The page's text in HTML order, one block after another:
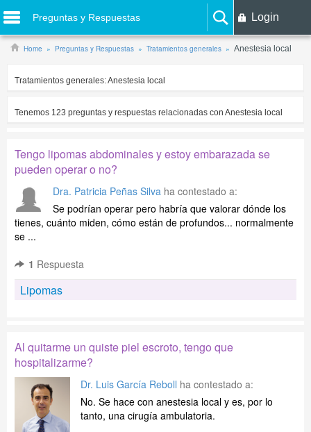
Preguntas y Respuestas Login
Home Preguntas y Respuestas Tratamientos generales Anestesia local
Tratamientos generales:Anestesia local
Tenemos 123 preguntas y respuestas relacionadas con Anestesia local
Tengo lipomas abdominales y estoy embarazada se
pueden operar o no?
Dra. Patricia Peñas Silva ha contestado a:
Se podrían operar pero habría que valorar dónde los
tienes, cuánto miden, cómo están de profundos... normalmente
se ...
1 Respuesta
Lipomas
Al quitarme un quiste piel escroto, tengo que
hospitalizarme?
Dr. Luis García Reboll ha contestado a:
No. Se hace con anestesia local y es, por lo
tanto, una cirugía ambulatoria.